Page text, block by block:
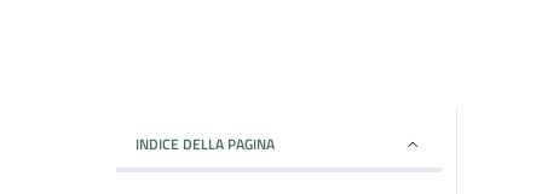
INDICE DELLA PAGINA